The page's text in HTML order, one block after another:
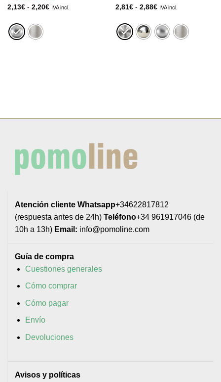
2,13€ - 2,20€Rango
IVA incl. 2,81€ - 2,88€Rango
desde
2,81€
hasta
IVA incl.
Atención cliente Whatsapp+34622817812
(respuesta antes de 24h) Teléfono+34 961917046 (de
10h a 13h) Email: info@pomoline.com
Guía de compra
Cuestiones generales
Cómo comprar
Cómo pagar
Envío
Devoluciones
Avisos y políticas